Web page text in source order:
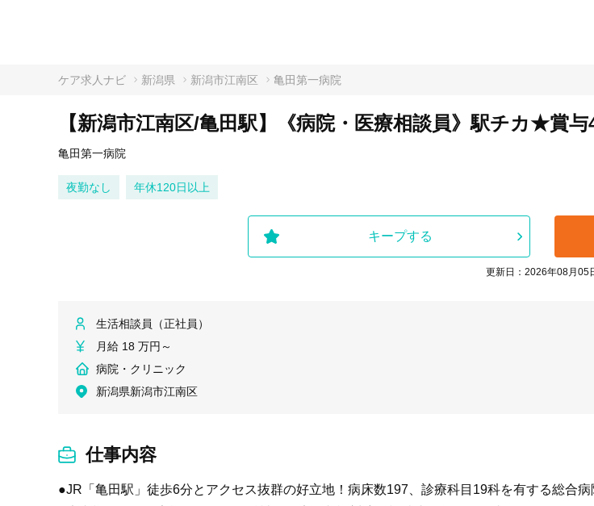
ケア求人ナビ 新潟県 新潟市江南区 亀田第一病院
【新潟市江南区/亀田駅】《病院・医療相談員》駅チカ★賞
亀田第一病院
夜勤なし 年休120日以上
キープする
更新日：2026年08月05
生活相談員（正社員）
月給 18 万円～
病院・クリニック
新潟県新潟市江南区
仕事内容
●JR「亀田駅」徒歩6分とアクセス抜群の好立地！病床数197、診療科目19科を有する総合病